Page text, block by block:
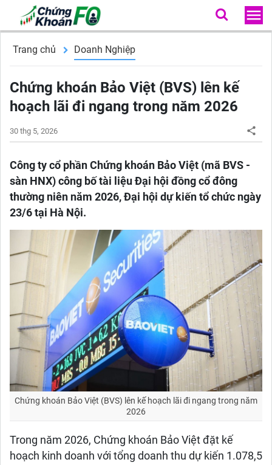
Trang chủ Doanh Nghiệp
Chứng khoán Bảo Việt (BVS) lên kế
hoạch lãi đi ngang trong năm 2026
30 thg 5, 2026
Công ty cổ phần Chứng khoán Bảo Việt (mã BVS -
sàn HNX) công bố tài liệu Đại hội đồng cổ đông
thường niên năm 2026, Đại hội dự kiến tổ chức ngày
23/6 tại Hà Nội.
Chứng khoán Bảo Việt (BVS) lên kế hoạch lãi đi ngang trong năm
2026
Trong năm 2026, Chứng khoán Bảo Việt đặt kế
hoạch kinh doanh với tổng doanh thu dự kiến 1.078,5